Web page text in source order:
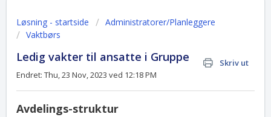
Løsning - startside
Administratorer/Planleggere
Vaktbørs
Ledig vakter til ansatte i Gruppe
Skriv ut
Endret: Thu, 23 Nov, 2023 ved 12:18 PM
Avdelings-struktur